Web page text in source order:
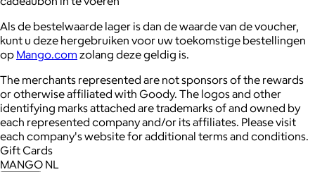
Als de bestelwaarde lager is dan de waarde van de voucher,
kunt u deze hergebruiken voor uw toekomstige bestellingen
op Mango.com zolang deze geldig is.
The merchants represented are not sponsors of the rewards
or otherwise affiliated with Goody. The logos and other
identifying marks attached are trademarks of and owned by
each represented company and/or its affiliates. Please visit
each company's website for additional terms and conditions.
Gift Cards
MANGO NL